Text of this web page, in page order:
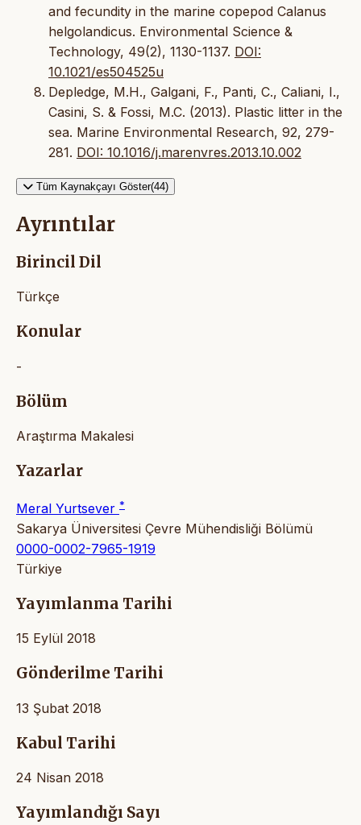
and fecundity in the marine copepod Calanus
helgolandicus. Environmental Science &
Technology, 49(2), 1130-1137. DOI:
10.1021/es504525u
Depledge, M.H., Galgani, F., Panti, C., Caliani, I.,
Casini, S. & Fossi, M.C. (2013). Plastic litter in the
sea. Marine Environmental Research, 92, 279-
281. DOI: 10.1016/j.marenvres.2013.10.002
Tüm Kaynakçayı Göster(44)
Ayrıntılar
Birincil Dil
Türkçe
Konular
-
Bölüm
Araştırma Makalesi
Yazarlar
Meral Yurtsever *
Sakarya Üniversitesi Çevre Mühendisliği Bölümü
0000-0002-7965-1919
Türkiye
Yayımlanma Tarihi
15 Eylül 2018
Gönderilme Tarihi
13 Şubat 2018
Kabul Tarihi
24 Nisan 2018
Yayımlandığı Sayı